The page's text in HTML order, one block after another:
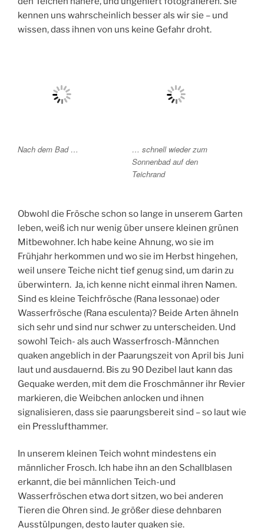
kennen uns wahrscheinlich besser als wir sie – und
wissen, dass ihnen von uns keine Gefahr droht.
Nach dem Bad …
… schnell wieder zum
Sonnenbad auf den
Teichrand
Obwohl die Frösche schon so lange in unserem Garten
leben, weiß ich nur wenig über unsere kleinen grünen
Mitbewohner. Ich habe keine Ahnung, wo sie im
Frühjahr herkommen und wo sie im Herbst hingehen,
weil unsere Teiche nicht tief genug sind, um darin zu
überwintern. Ja, ich kenne nicht einmal ihren Namen.
Sind es kleine Teichfrösche (Rana lessonae) oder
Wasserfrösche (Rana esculenta)? Beide Arten ähneln
sich sehr und sind nur schwer zu unterscheiden. Und
sowohl Teich- als auch Wasserfrosch-Männchen
quaken angeblich in der Paarungszeit von April bis Juni
laut und ausdauernd. Bis zu 90 Dezibel laut kann das
Gequake werden, mit dem die Froschmänner ihr Revier
markieren, die Weibchen anlocken und ihnen
signalisieren, dass sie paarungsbereit sind – so laut wie
ein Presslufthammer.
In unserem kleinen Teich wohnt mindestens ein
männlicher Frosch. Ich habe ihn an den Schallblasen
erkannt, die bei männlichen Teich-und
Wasserfröschen etwa dort sitzen, wo bei anderen
Tieren die Ohren sind. Je größer diese dehnbaren
Ausstülpungen, desto lauter quaken sie.